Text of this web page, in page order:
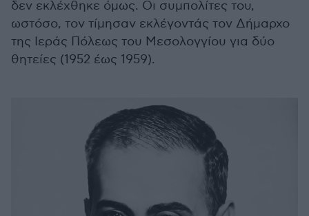
δεν εκλέχθηκε όμως. Οι συμπολίτες του,
ωστόσο, τον τίμησαν εκλέγοντάς τον Δήμαρχο
της Ιεράς Πόλεως του Μεσολογγίου για δύο
θητείες (1952 έως 1959).